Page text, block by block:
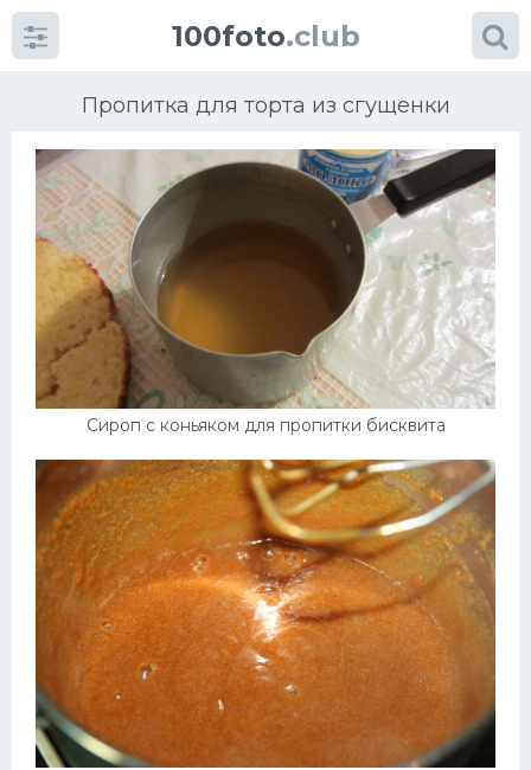
100foto.club
Пропитка для торта из сгущенки
Сироп с коньяком для пропитки бисквита
Категории картинок
Супы
Мясные блюда
Салат
Выпечка
Десерт
Напитки
Дизайн комнаты